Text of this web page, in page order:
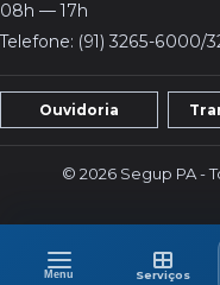
MenuMenu Serviços
08h — 17h
Telefone: (91) 3265-6000/
Ouvidoria
© 2026 Segup PA -